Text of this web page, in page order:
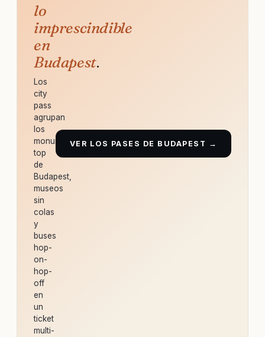
lo
imprescindible
en
Budapest.
Los
city
pass
agrupan
los
monumentos
top
de
Budapest,
museos
sin
colas
y
buses
hop-
on-
hop-
off
en
un
ticket
multi-
VER LOS PASES DE BUDAPEST →